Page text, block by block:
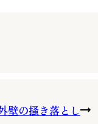
壁の掻き落とし